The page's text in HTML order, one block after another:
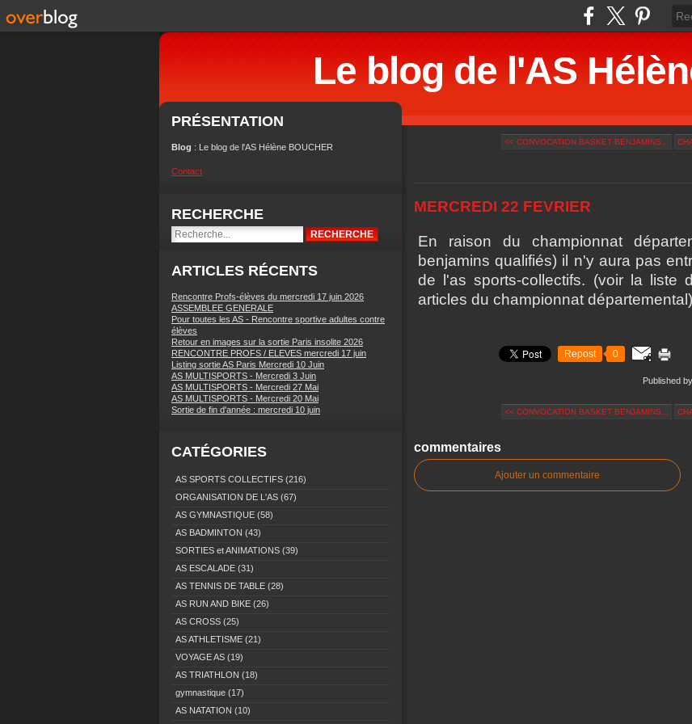
Le blog de l'AS
PRÉSENTATION
Blog : Le blog de l'AS Hélène BOUCHER
Contact
RECHERCHE
ARTICLES RÉCENTS
Rencontre Profs-élèves du mercredi 17 juin 2026
ASSEMBLEE GENERALE
Pour toutes les AS - Rencontre sportive adultes contre
élèves
Retour en images sur la sortie Paris insolite 2026
RENCONTRE PROFS / ELEVES mercredi 17 juin
Listing sortie AS Paris Mercredi 10 Juin
AS MULTISPORTS - Mercredi 3 Juin
AS MULTISPORTS - Mercredi 27 Mai
AS MULTISPORTS - Mercredi 20 Mai
Sortie de fin d'année : mercredi 10 juin
CATÉGORIES
AS SPORTS COLLECTIFS (216)
ORGANISATION DE L'AS (67)
AS GYMNASTIQUE (58)
AS BADMINTON (43)
SORTIES et ANIMATIONS (39)
AS ESCALADE (31)
AS TENNIS DE TABLE (28)
AS RUN AND BIKE (26)
AS CROSS (25)
AS ATHLETISME (21)
VOYAGE AS (19)
AS TRIATHLON (18)
gymnastique (17)
AS NATATION (10)
<< CONVOCATION BASKET BENJAMINS...
MERCREDI 22 FEVRIER
En raison du championnat
benjamins qualifiés) il n'y aura pas
de l'as sports-collectifs. (voir la liste
articles du championnat
Repost 0
Published
<< CONVOCATION BASKET BENJAMINS...
commentaires
Ajouter un commentaire